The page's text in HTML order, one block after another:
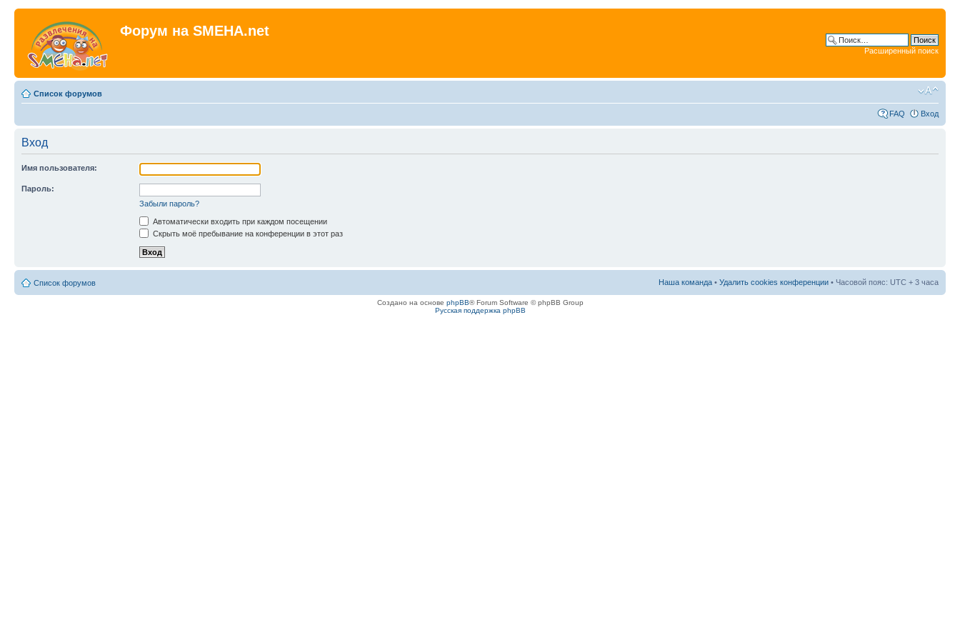
Форум на SMEHA.net
Расширенный поиск
Список форумов
FAQ Вход
Вход
Имя пользователя:
Пароль:
Забыли пароль?
Автоматически входить при каждом посещении
Скрыть моё пребывание на конференции в этот раз
Список форумов Наша команда • Удалить cookies конференции • Часовой пояс: UTC + 3 часа
Создано на основе phpBB® Forum Software © phpBB Group
Русская поддержка phpBB